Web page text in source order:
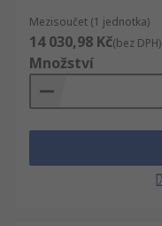
Mezisoučet (1 jednotka)
14 030,98 Kč(bez DPH)
Množství